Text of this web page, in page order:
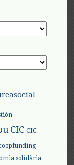
CIC CIC
solidària